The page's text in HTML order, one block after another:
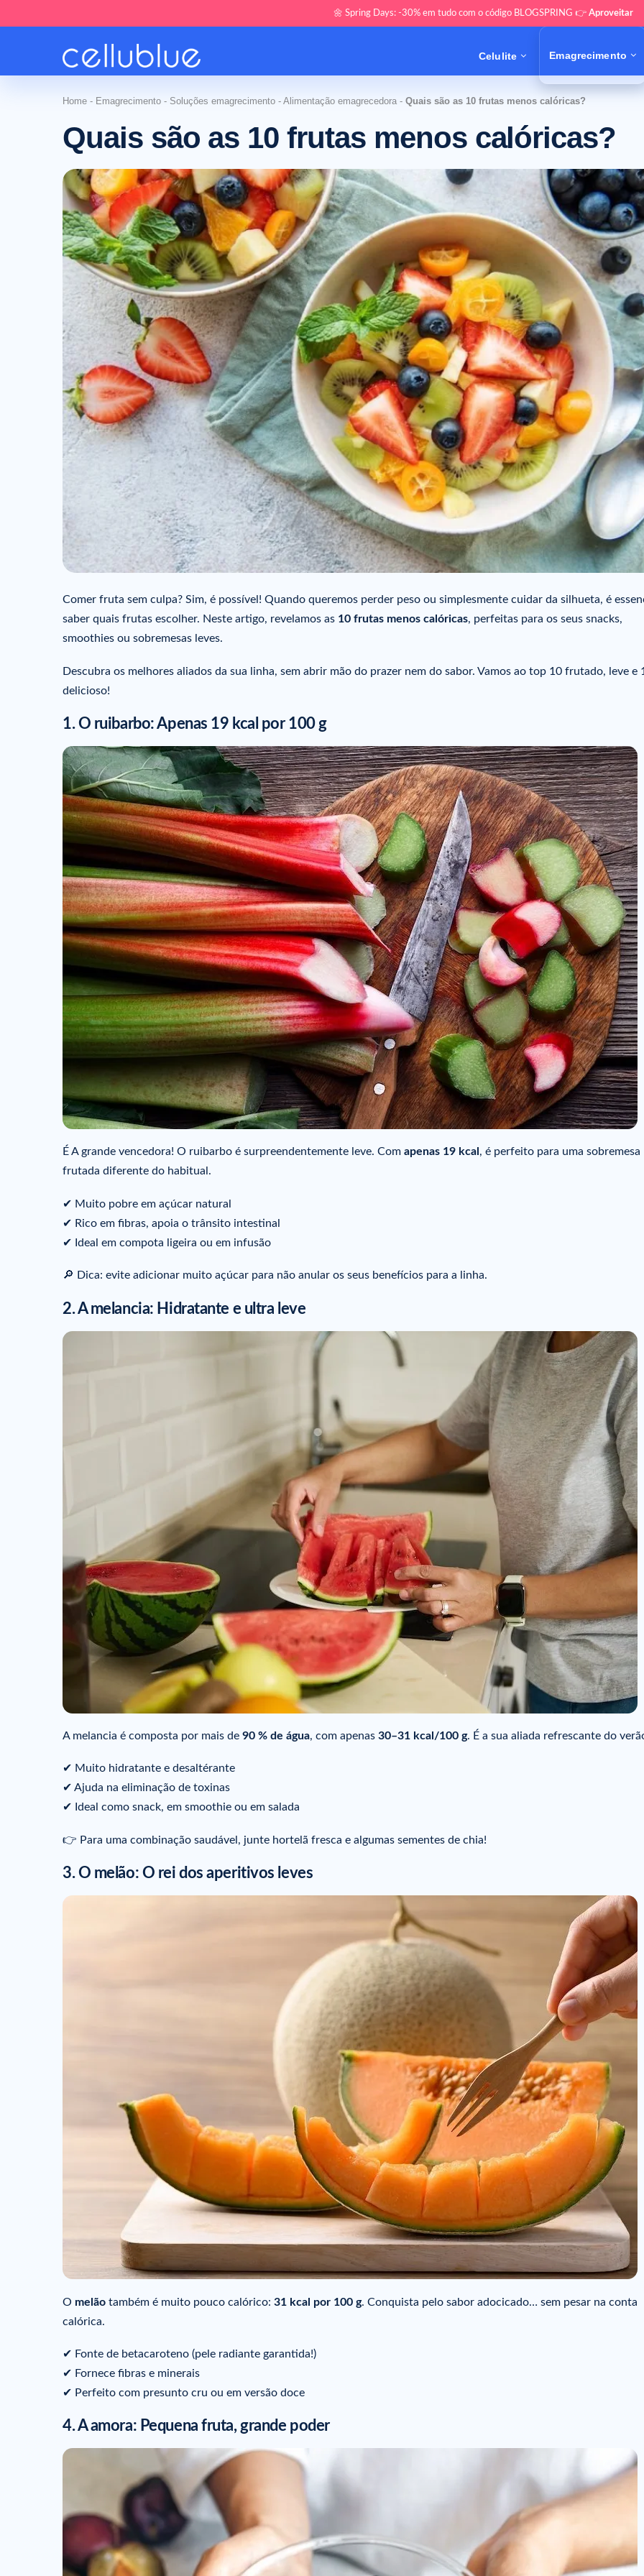
🌼 Spring Days: -30% em tudo com o código BLOGSPRING 👉 Aproveitar
Celulite Emagrecimento
Home - Emagrecimento - Soluções emagrecimento - Alimentação emagrecedora - Quais são as 10 frutas menos calóricas?
Quais são as 10 frutas menos calóricas?
Comer fruta sem culpa? Sim, é possível! Quando queremos perder peso ou simplesmente cuidar da silhueta, é
saber quais frutas escolher. Neste artigo, revelamos as 10 frutas menos calóricas, perfeitas para os seus snacks,
smoothies ou sobremesas leves.
Descubra os melhores aliados da sua linha, sem abrir mão do prazer nem do sabor. Vamos ao top 10 frutado, leve e
delicioso!
1. O ruibarbo: Apenas 19 kcal por 100 g
É A grande vencedora! O ruibarbo é surpreendentemente leve. Com apenas 19 kcal , é perfeito para uma sobremesa
frutada diferente do habitual.
✔ Muito pobre em açúcar natural
✔ Rico em fibras, apoia o trânsito intestinal
✔ Ideal em compota ligeira ou em infusão
🔎 Dica: evite adicionar muito açúcar para não anular os seus benefícios para a linha.
2. A melancia: Hidratante e ultra leve
A melancia é composta por mais de 90 % de água, com apenas 30–31 kcal/100 g. É a sua aliada refrescante do
✔ Muito hidratante e desaltérante
✔ Ajuda na eliminação de toxinas
✔ Ideal como snack, em smoothie ou em salada
👉 Para uma combinação saudável, junte hortelã fresca e algumas sementes de chia!
3. O melão: O rei dos aperitivos leves
O melão também é muito pouco calórico: 31 kcal por 100 g. Conquista pelo sabor adocicado… sem pesar na conta
calórica.
✔ Fonte de betacaroteno (pele radiante garantida!)
✔ Fornece fibras e minerais
✔ Perfeito com presunto cru ou em versão doce
4. A amora: Pequena fruta, grande poder